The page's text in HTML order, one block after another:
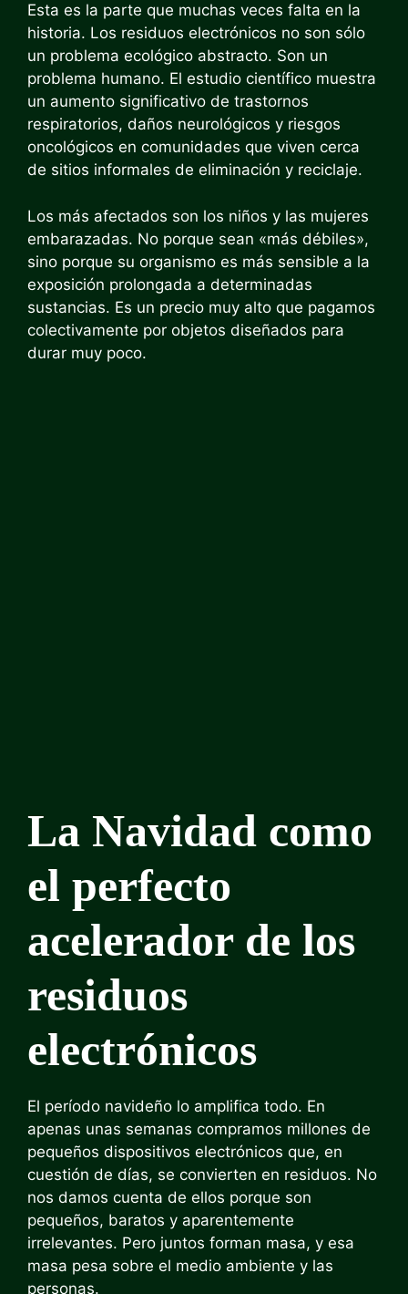
Esta es la parte que muchas veces falta en la
historia. Los residuos electrónicos no son sólo
un problema ecológico abstracto. Son un
problema humano. El estudio científico muestra
un aumento significativo de trastornos
respiratorios, daños neurológicos y riesgos
oncológicos en comunidades que viven cerca
de sitios informales de eliminación y reciclaje.
Los más afectados son los niños y las mujeres
embarazadas. No porque sean «más débiles»,
sino porque su organismo es más sensible a la
exposición prolongada a determinadas
sustancias. Es un precio muy alto que pagamos
colectivamente por objetos diseñados para
durar muy poco.
La Navidad como
el perfecto
acelerador de los
residuos
electrónicos
El período navideño lo amplifica todo. En
apenas unas semanas compramos millones de
pequeños dispositivos electrónicos que, en
cuestión de días, se convierten en residuos. No
nos damos cuenta de ellos porque son
pequeños, baratos y aparentemente
irrelevantes. Pero juntos forman masa, y esa
masa pesa sobre el medio ambiente y las
personas.